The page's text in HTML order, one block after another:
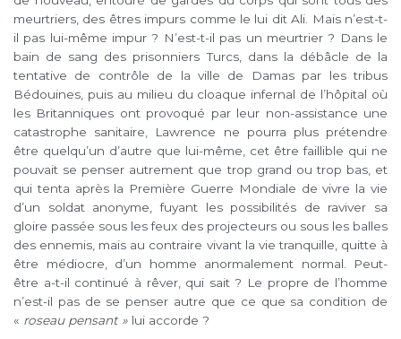
meurtriers, des êtres impurs comme le lui dit Ali. Mais n’est-t-
il pas lui-même impur ? N’est-t-il pas un meurtrier ? Dans le
bain de sang des prisonniers Turcs, dans la débâcle de la
tentative de contrôle de la ville de Damas par les tribus
Bédouines, puis au milieu du cloaque infernal de l’hôpital où
les Britanniques ont provoqué par leur non-assistance une
catastrophe sanitaire, Lawrence ne pourra plus prétendre
être quelqu’un d’autre que lui-même, cet être faillible qui ne
pouvait se penser autrement que trop grand ou trop bas, et
qui tenta après la Première Guerre Mondiale de vivre la vie
d’un soldat anonyme, fuyant les possibilités de raviver sa
gloire passée sous les feux des projecteurs ou sous les balles
des ennemis, mais au contraire vivant la vie tranquille, quitte à
être médiocre, d’un homme anormalement normal. Peut-
être a-t-il continué à rêver, qui sait ? Le propre de l’homme
n’est-il pas de se penser autre que ce que sa condition de
« roseau pensant » lui accorde ?